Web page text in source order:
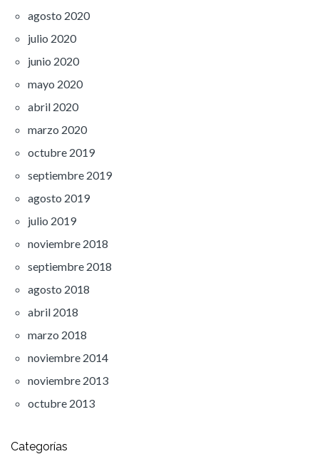
agosto 2020
julio 2020
junio 2020
mayo 2020
abril 2020
marzo 2020
octubre 2019
septiembre 2019
agosto 2019
julio 2019
noviembre 2018
septiembre 2018
agosto 2018
abril 2018
marzo 2018
noviembre 2014
noviembre 2013
octubre 2013
Categorías